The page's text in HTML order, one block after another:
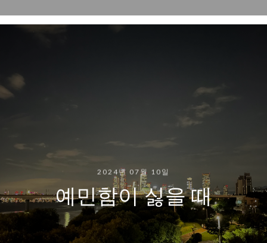
2024년 07월 10일
예민함이 싫을 때